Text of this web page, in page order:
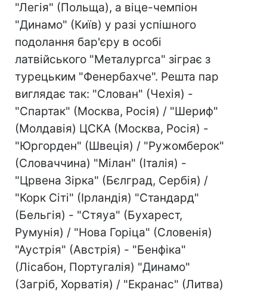
"Легія" (Польща), а віце-чемпіон
"Динамо" (Київ) у разі успішного
подолання бар'єру в особі
латвійського "Металургса" зіграє з
турецьким "Фенербахче". Решта пар
виглядає так: "Слован" (Чехія) -
"Спартак" (Москва, Росія) / "Шериф"
(Молдавія) ЦСКА (Москва, Росія) -
"Юргорден" (Швеція) / "Ружомберок"
(Словаччина) "Мілан" (Італія) -
"Црвена Зірка" (Бєлград, Сербія) /
"Корк Сіті" (Ірландія) "Стандард"
(Бельгія) - "Стяуа" (Бухарест,
Румунія) / "Нова Горіца" (Словенія)
"Аустрія" (Австрія) - "Бенфіка"
(Лісабон, Португалія) "Динамо"
(Загріб, Хорватія) / "Екранас" (Литва)